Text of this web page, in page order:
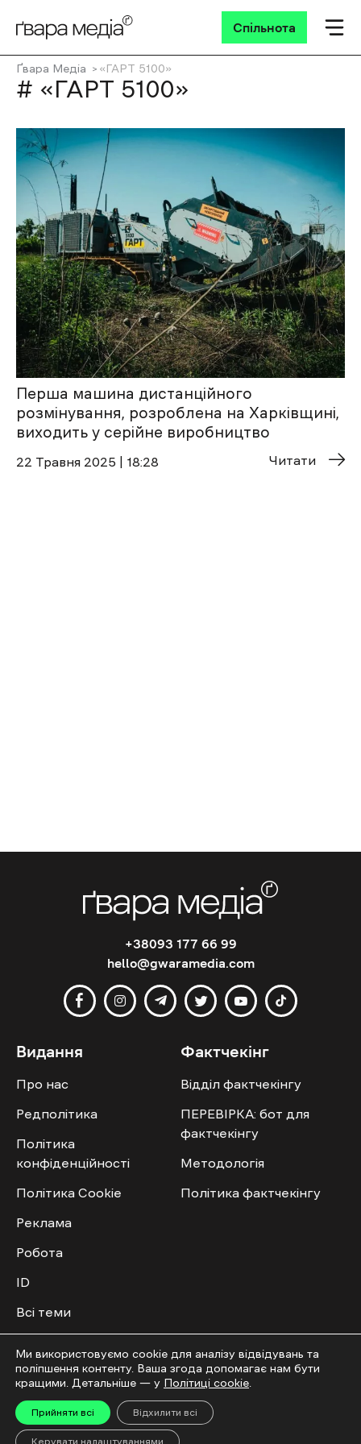
Спільнота
Ґвара Медіа «ГАРТ 5100»
# «ГАРТ 5100»
Перша машина дистанційного
розмінування, розроблена на Харківщині,
виходить у серійне виробництво
22 Травня 2025 | 18:28 Читати
+38093 177 66 99
hello@gwaramedia.com
Видання
Про нас
Редполітика
Політика
конфіденційності
Політика Cookie
Реклама
Робота
ID
Всі теми
Фактчекінг
Відділ фактчекінгу
ПЕРЕВІРКА: бот для
фактчекінгу
Методологія
Політика фактчекінгу
Мультимедіа
Відео
Спільнота
Приєднатись
Ми використовуємо cookie для аналізу відвідувань та
поліпшення контенту. Ваша згода допомагає нам бути
кращими. Детальніше — у Політиці cookie
Прийняти всі Відхилити всі
Керувати налаштуваннями